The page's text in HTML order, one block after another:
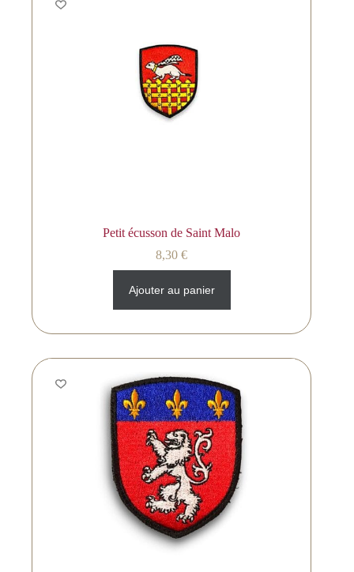
Petit écusson de Saint Malo
8,30€
Ajouter au panier